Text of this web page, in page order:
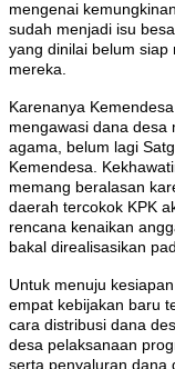
mengenai
sudah menjadi isu
yang dinilai belum
mereka.
Karenanya
mengawasi dana desa
agama, belum lagi
Kemendesa.
memang beralasan
daerah tercokok KPK
rencana kenaikan
bakal direalisasikan
Untuk menuju
empat kebijakan baru
cara distribusi dana
desa pelaksanaan
serta penyaluran dana